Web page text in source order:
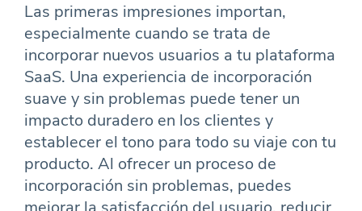
Las primeras impresiones importan,
especialmente cuando se trata de
incorporar nuevos usuarios a tu plataforma
SaaS. Una experiencia de incorporación
suave y sin problemas puede tener un
impacto duradero en los clientes y
establecer el tono para todo su viaje con tu
producto. Al ofrecer un proceso de
incorporación sin problemas, puedes